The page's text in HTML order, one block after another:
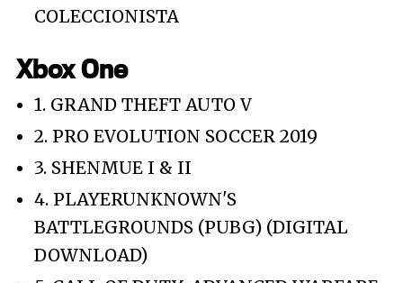
COLECCIONISTA
Xbox One
1. GRAND THEFT AUTO V
2. PRO EVOLUTION SOCCER 2019
3. SHENMUE I & II
4. PLAYERUNKNOWN'S
BATTLEGROUNDS (PUBG) (DIGITAL
DOWNLOAD)